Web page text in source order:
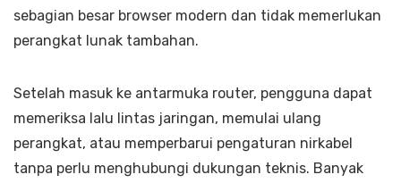
sebagian besar browser modern dan tidak memerlukan
perangkat lunak tambahan.
Setelah masuk ke antarmuka router, pengguna dapat
memeriksa lalu lintas jaringan, memulai ulang
perangkat, atau memperbarui pengaturan nirkabel
tanpa perlu menghubungi dukungan teknis. Banyak